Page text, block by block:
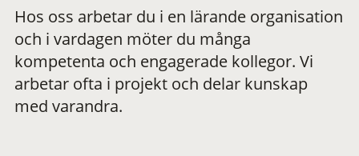
Hos oss arbetar du i en lärande organisation
och i vardagen möter du många
kompetenta och engagerade kollegor. Vi
arbetar ofta i projekt och delar kunskap
med varandra.